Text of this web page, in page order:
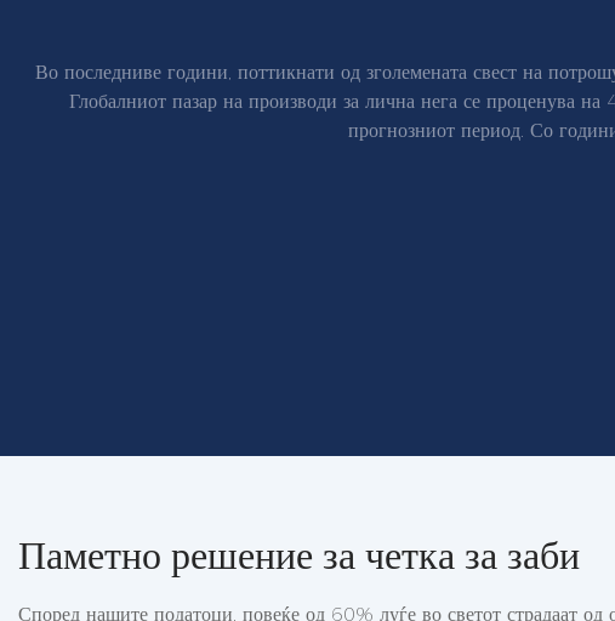
Во последниве години, поттикнати од зголемената свест на
Глобалниот пазар на производи за лична нега се проценува
прогнозниот период. Со
Паметно решение за четка за заби
Според нашите податоци, повеќе од 60% луѓе во светот страдаат